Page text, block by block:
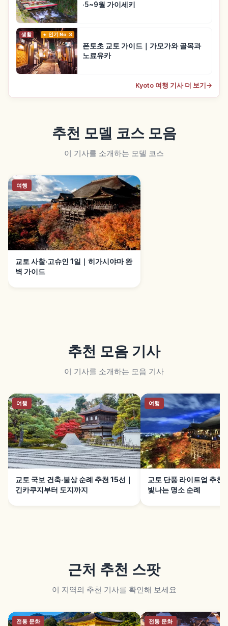
·5~9월 가이세키
생활 인기 No.3
폰토초 교토 가이드｜가모가와 골목과
노료유카
Kyoto 여행 기사 더 보기 →
추천 모델 코스 모음
이 기사를 소개하는 모델 코스
여행
교토 사찰·고슈인 1일｜히가시야마 완
벽 가이드
추천 모음 기사
이 기사를 소개하는 모음 기사
여행
교토 국보 건축·불상 순례 추천 15선｜
긴카쿠지부터 도지까지
여행
교토 단풍 라이트업 추천
빛나는 명소 순례
근처 추천 스팟
이 지역의 추천 기사를 확인해 보세요
전통 문화 전통 문화